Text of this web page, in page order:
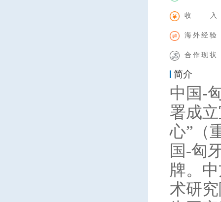
收 入
海外经验
合作现状
简介
中国-
署成
心”（
国-匈
牌。
术研